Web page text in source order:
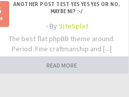
ANOTHER POST TEST YES YES YES OR NO,
MAYBE NI? :-/
- BySiteSplat
The best flat phpBB theme around.
Period. Fine craftmanship and [...]
READ MORE